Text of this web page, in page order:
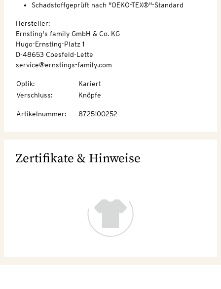
Schadstoffgeprüft nach "OEKO-TEX®"-Standard
Hersteller:
Ernsting's family GmbH & Co. KG
Hugo-Ernsting-Platz 1
D-48653 Coesfeld-Lette
service@ernstings-family.com
Optik:
Kariert
Verschluss: Knöpfe
Artikelnummer: 8725100252
Zertifikate & Hinweise